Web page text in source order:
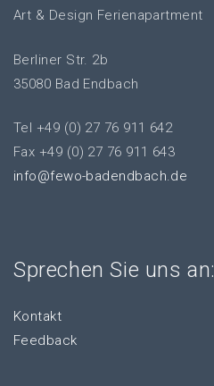
Art & Design Ferienapartment
Berliner Str. 2b
35080 Bad Endbach
Tel +49 (0) 27 76 911 642
Fax +49 (0) 27 76 911 643
info@fewo-badendbach.de
Sprechen Sie uns an:
Kontakt
Feedback